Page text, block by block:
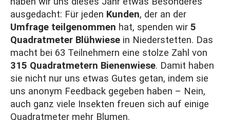
ausgedacht: Für jeden Kunden, der an der
Umfrage teilgenommen hat, spenden wir 5
Quadratmeter Blühwiese in Niederstetten. Das
macht bei 63 Teilnehmern eine stolze Zahl von
315 Quadratmetern Bienenwiese. Damit haben
sie nicht nur uns etwas Gutes getan, indem sie
uns anonym Feedback gegeben haben – Nein,
auch ganz viele Insekten freuen sich auf einige
Quadratmeter mehr Blumen.